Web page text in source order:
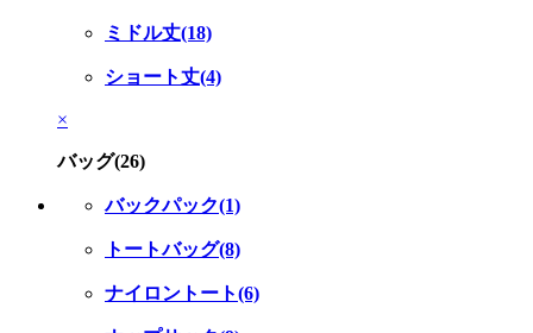
ミドル丈(18)
ショート丈(4)
×
バッグ(26)
バックパック(1)
トートバッグ(8)
ナイロントート(6)